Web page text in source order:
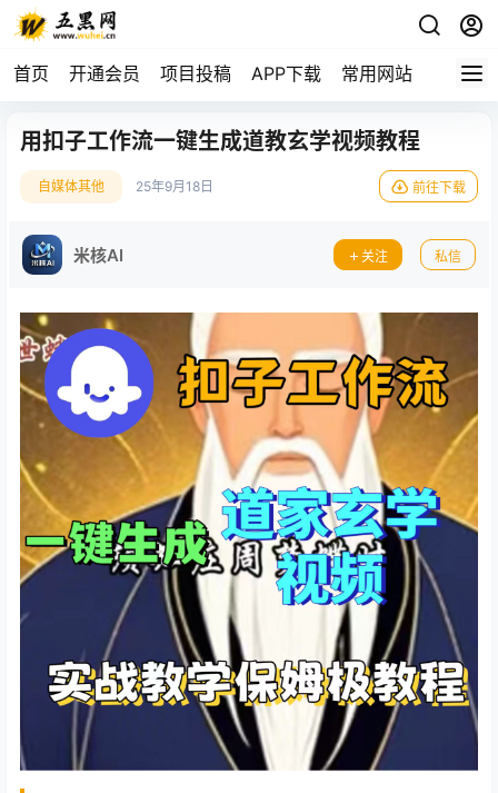
首页 开通会员 项目投稿 APP下载 常用网站
用扣子工作流一键生成道教玄学视频教程
自媒体其他 25年9月18日 前往下载
米核AI 关注 私信